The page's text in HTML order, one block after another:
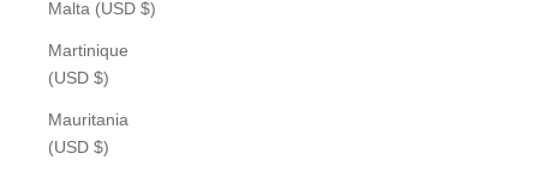
Malta (USD $)
Martinique
(USD $)
Mauritania
(USD $)